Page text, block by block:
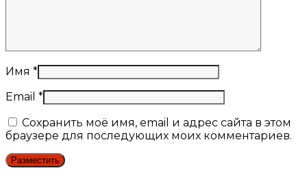
Имя *
Email *
Сохранить моё имя, email и адрес сайта в этом
браузере для последующих моих комментариев.